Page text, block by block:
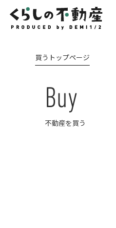
Buy
不動産を買う
買うトップページ